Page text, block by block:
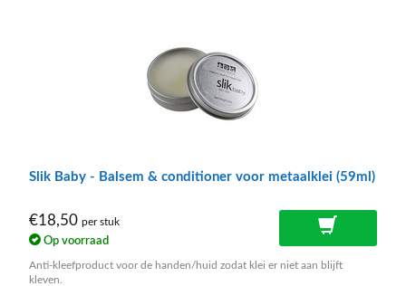
Slik Baby - Balsem & conditioner voor metaalklei (59ml)
€18,50 per stuk
Op voorraad
Anti-kleefproduct voor de handen/huid zodat klei er niet aan blijft
kleven.